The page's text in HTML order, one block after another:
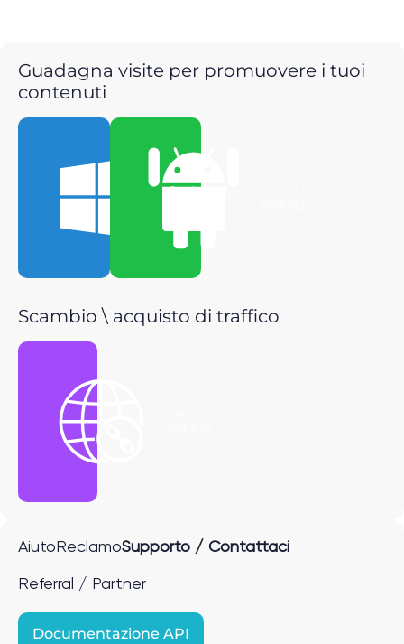
Guadagna visite per promuovere i tuoi
contenuti
Scarica per
Scambio \ acquisto di traffico
Aiuto ReclamoSupporto / Contattaci
Referral / Partner
Documentazione API